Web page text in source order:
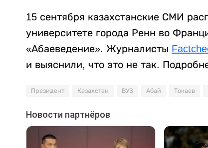
15 сентября казахстанские СМИ
университете города Ренн во
«Абаеведение». Журналисты
и выяснили, что это не так.
Президент Казахстан ВУЗ Абай Токаев